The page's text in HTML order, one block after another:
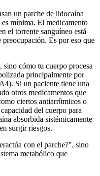
un parche de lidocaína
mínima. El medicamento
el torrente sanguíneo está
Es por eso que
cómo tu cuerpo procesa
principalmente por
Si un paciente tiene una
otros medicamentos que
ciertos antiarrítmicos o
del cuerpo para
absorbida sistémicamente
surgir riesgos.
con el parche?", sino
metabólico que